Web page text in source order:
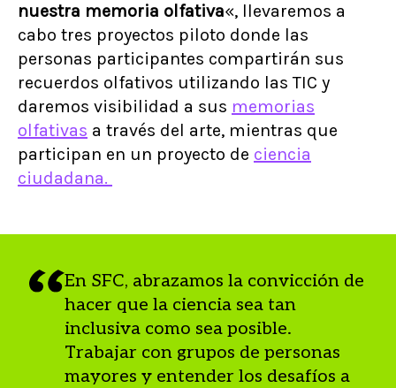
nuestra memoria olfativa«, llevaremos a
cabo tres proyectos piloto donde las
personas participantes compartirán sus
recuerdos olfativos utilizando las TIC y
daremos visibilidad a sus memorias
olfativas a través del arte, mientras que
participan en un proyecto de ciencia
ciudadana.
En SFC, abrazamos la convicción de
hacer que la ciencia sea tan
inclusiva como sea posible.
Trabajar con grupos de personas
mayores y entender los desafíos a